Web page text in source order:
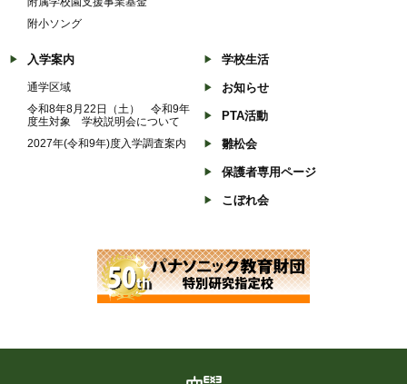
附小ソング
入学案内
通学区域
令和8年8月22日（土） 令和9年
度生対象 学校説明会について
2027年(令和9年)度入学調査案内
学校生活
お知らせ
PTA活動
雛松会
保護者専用ページ
こぼれ会